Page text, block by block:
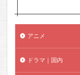
アニメ
ドラマ｜国内